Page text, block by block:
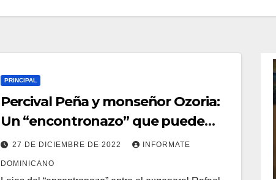
PRINCIPAL
Percival Peña y monseñor Ozoria:
Un “encontronazo” que puede
llevar a injusticia
27 DE DICIEMBRE DE 2022 INFORMATE
DOMINICANO